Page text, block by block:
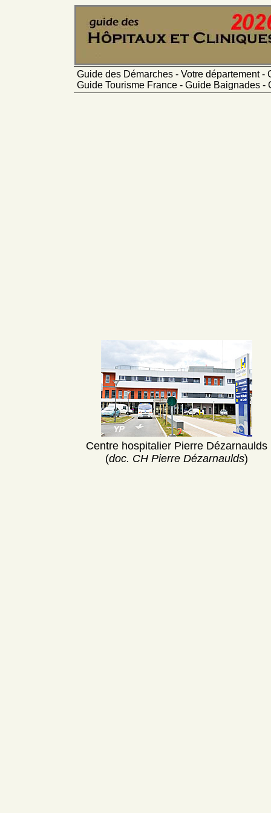
Guide des Démarches - Votre département
Guide Tourisme France - Guide Baignades
Centre hospitalier Pierre Dézarnaulds
(doc. CH Pierre Dézarnaulds)